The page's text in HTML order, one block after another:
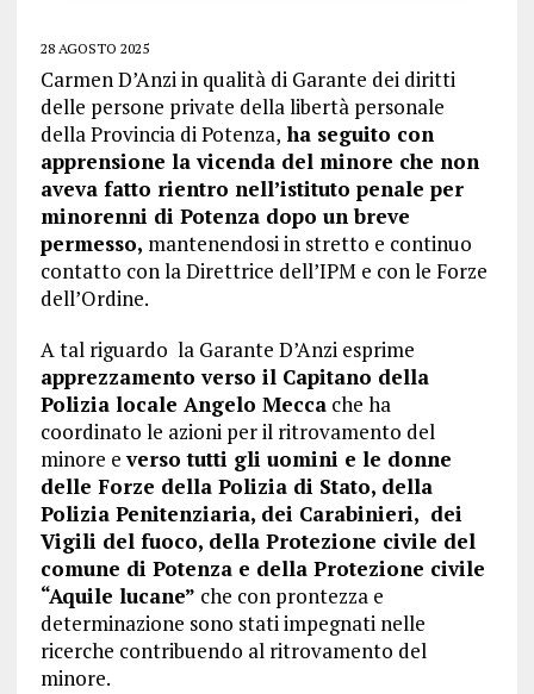
28 AGOSTO 2025
Carmen D’Anzi in qualità di Garante dei diritti
delle persone private della libertà personale
della Provincia di Potenza, ha seguito con
apprensione la vicenda del minore che non
aveva fatto rientro nell’istituto penale per
minorenni di Potenza dopo un breve
permesso, mantenendosi in stretto e continuo
contatto con la Direttrice dell’IPM e con le Forze
dell’Ordine.
A tal riguardo la Garante D’Anzi esprime
apprezzamento verso il Capitano della
Polizia locale Angelo Meccache ha
coordinato le azioni per il ritrovamento del
minore everso tutti gli uomini e le donne
delle Forze della Polizia di Stato, della
Polizia Penitenziaria, dei Carabinieri, dei
Vigili del fuoco, della Protezione civile del
comune di Potenza e della Protezione civile
“Aquile lucane” che con prontezza e
determinazione sono stati impegnati nelle
ricerche contribuendo al ritrovamento del
minore.